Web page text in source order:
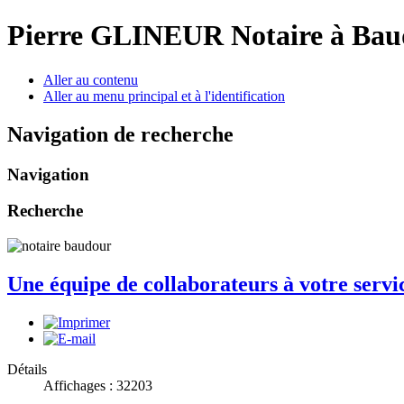
Pierre GLINEUR Notaire à
Aller au contenu
Aller au menu principal et à l'identification
Navigation de recherche
Navigation
Recherche
Une équipe de collaborateurs à votre
Détails
Affichages : 32203